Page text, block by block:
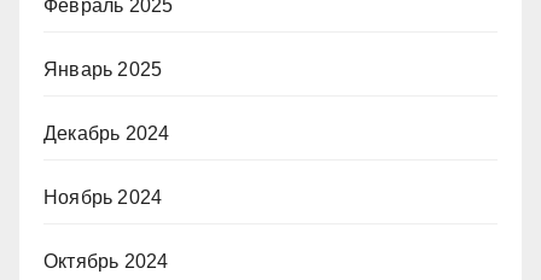
Февраль 2025
Январь 2025
Декабрь 2024
Ноябрь 2024
Октябрь 2024